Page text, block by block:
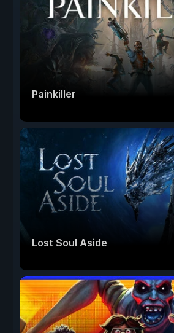
Painkiller
Lost Soul Aside